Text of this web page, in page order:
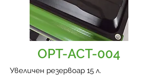
OPT-ACT-004
Увеличен резервоар 15 л.